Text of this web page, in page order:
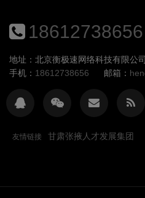
18612738656
地址：北京衡极速网络科技有限公司
手机： 18612738656 邮箱：
友情链接 甘肃张掖人才发展集团